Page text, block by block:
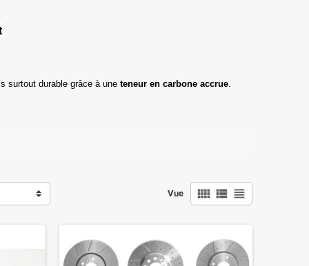
surtout durable grâce à une teneur en carbone accrue.
Vue view_comfy view_list view_headline